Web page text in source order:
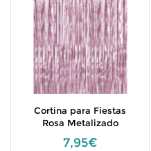
Cortina para Fiestas
Rosa Metalizado
7,95€